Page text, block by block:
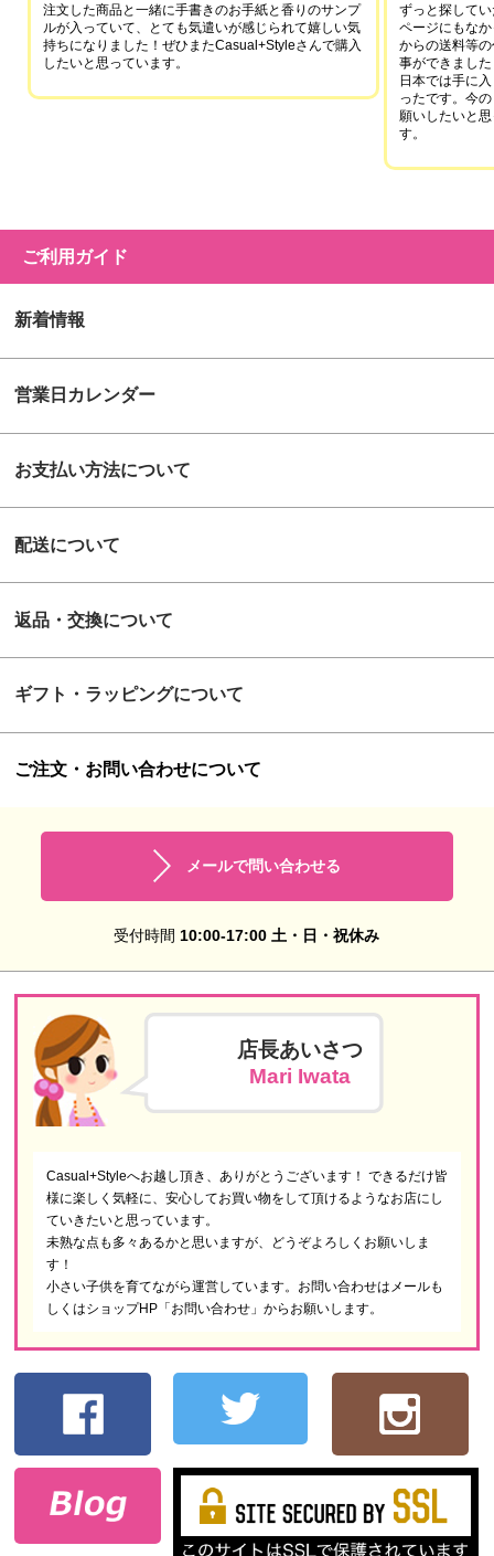
注文した商品と一緒に手書きのお手紙と香りのサンプ
ルが入っていて、とても気遣いが感じられて嬉しい気
持ちになりました！ぜひまたCasual+Styleさんで購入
したいと思っています。
ずっと探して
ページにもな
からの送料等
事ができました
日本では手に
ったです。今
願いしたいと
す。
ご利用ガイド
新着情報
営業日カレンダー
お支払い方法について
配送について
返品・交換について
ギフト・ラッピングについて
ご注文・お問い合わせについて
メールで問い合わせる
受付時間 10:00-17:00 土・日・祝休み
店長あいさつ
Mari Iwata
Casual+Styleへお越し頂き、ありがとうございます！ できるだけ皆
様に楽しく気軽に、安心してお買い物をして頂けるようなお店にし
ていきたいと思っています。
未熟な点も多々あるかと思いますが、どうぞよろしくお願いしま
す！
小さい子供を育てながら運営しています。お問い合わせはメールも
しくはショップHP「お問い合わせ」からお願いします。